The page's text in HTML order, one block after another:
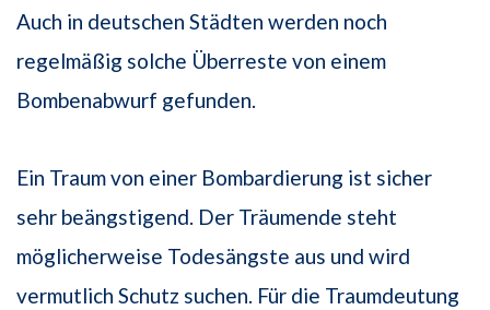
Auch in deutschen Städten werden noch
regelmäßig solche Überreste von einem
Bombenabwurf gefunden.
Ein Traum von einer Bombardierung ist sicher
sehr beängstigend. Der Träumende steht
möglicherweise Todesängste aus und wird
vermutlich Schutz suchen. Für die Traumdeutung